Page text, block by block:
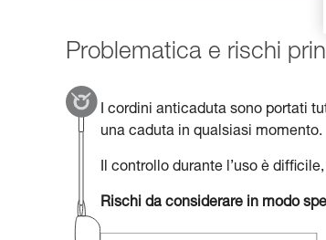
Problematica e rischi
I cordini anticaduta sono portati
una caduta in qualsiasi momento.
Il controllo durante l’uso è
Rischi da considerare in modo